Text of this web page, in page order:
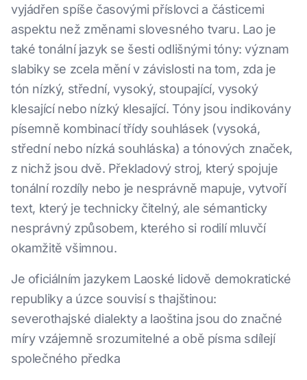
vyjádřen spíše časovými příslovci a částicemi
aspektu než změnami slovesného tvaru. Lao je
také tonální jazyk se šesti odlišnými tóny: význam
slabiky se zcela mění v závislosti na tom, zda je
tón nízký, střední, vysoký, stoupající, vysoký
klesající nebo nízký klesající. Tóny jsou indikovány
písemně kombinací třídy souhlásek (vysoká,
střední nebo nízká souhláska) a tónových značek,
z nichž jsou dvě. Překladový stroj, který spojuje
tonální rozdíly nebo je nesprávně mapuje, vytvoří
text, který je technicky čitelný, ale sémanticky
nesprávný způsobem, kterého si rodilí mluvčí
okamžitě všimnou.
Je oficiálním jazykem Laoské lidově demokratické
republiky a úzce souvisí s thajštinou:
severothajské dialekty a laoština jsou do značné
míry vzájemně srozumitelné a obě písma sdílejí
společného předka